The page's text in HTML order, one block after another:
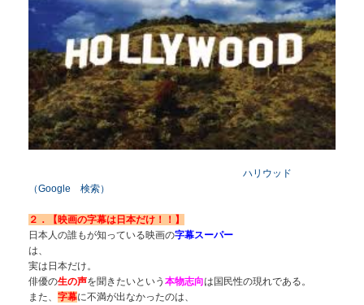
ハリウッド
（Google 検索）
２．【映画の字幕は日本だけ！！】
日本人の誰もが知っている映画の字幕スーパー
は、
実は日本だけ。
俳優の生の声を聞きたいという 本物志向は国民性の現れである。
また、 字幕に不満が出なかったのは、